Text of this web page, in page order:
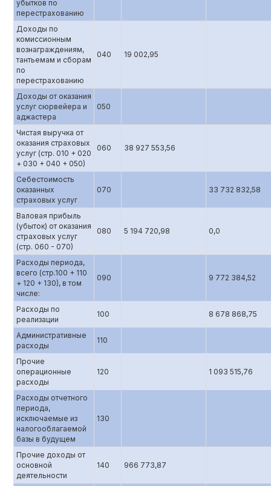
убытков по
перестрахованию
Доходы по
комиссионным
вознаграждениям,
тантьемам и сборам
по
перестрахованию
040 19 002,95
Доходы от оказания
услуг сюрвейера и
аджастера
050
Чистая выручка от
оказания страховых
услуг (стр. 010 + 020
+ 030 + 040 + 050)
060 38 927 553,56
Себестоимость
оказанных
страховых услуг
070 33 732 832,58
Валовая прибыль
(убыток) от оказания
страховых услуг
(стр. 060 - 070)
080 5 194 720,98 0,0
Расходы периода,
всего (стр.100 + 110
+ 120 + 130), в том
числе:
090 9 772 384,52
Расходы по
реализации
100 8 678 868,75
Административные
расходы
110
Прочие
операционные
расходы
120 1 093 515,76
Расходы отчетного
периода,
исключаемые из
налогооблагаемой
базы в будущем
130
Прочие доходы от
основной
деятельности
140 966 773,87